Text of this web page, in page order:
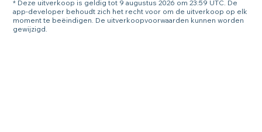
* Deze uitverkoop is geldig tot 9 augustus 2026 om 23:59 UTC. De
app-developer behoudt zich het recht voor om de uitverkoop op elk
moment te beëindigen. De uitverkoopvoorwaarden kunnen worden
gewijzigd.